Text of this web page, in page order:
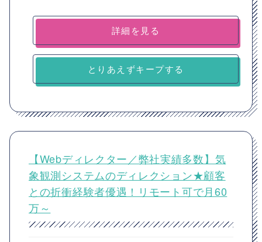
詳細を見る
とりあえずキープする
【Webディレクター／弊社実績多数】気
象観測システムのディレクション★顧客
との折衝経験者優遇！リモート可で月60
万～